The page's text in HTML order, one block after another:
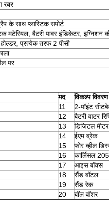
रबर
के साथ प्लास्टिक सपोर्ट
मटेरियल, बैटरी पावर इंडिकेटर, इग्निशन
प्रत्येक तरफ 2 पीसी
पर
मद
विकल्प विवरण
11
2-पॉइंट
12
बैटरी वाटर
13
डिजिटल मीटर
14
ईएम ब्रेक
15
फोर व्हील
16
कार्लिसल
17
आइस बॉक्स
18
सैंड बॉटल
19
सैंड रेक
20 बॉल वॉशर